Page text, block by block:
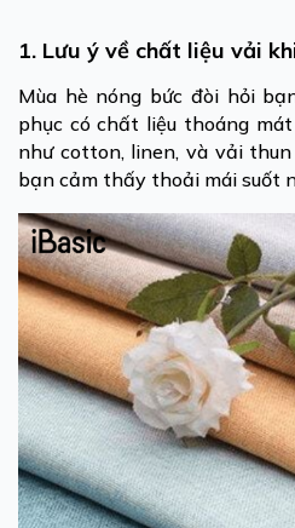
1. Lưu ý về chất liệu vải
Mùa hè nóng bức đòi hỏi
phục có chất liệu thoáng
như cotton, linen, và vải
bạn cảm thấy thoải mái suốt